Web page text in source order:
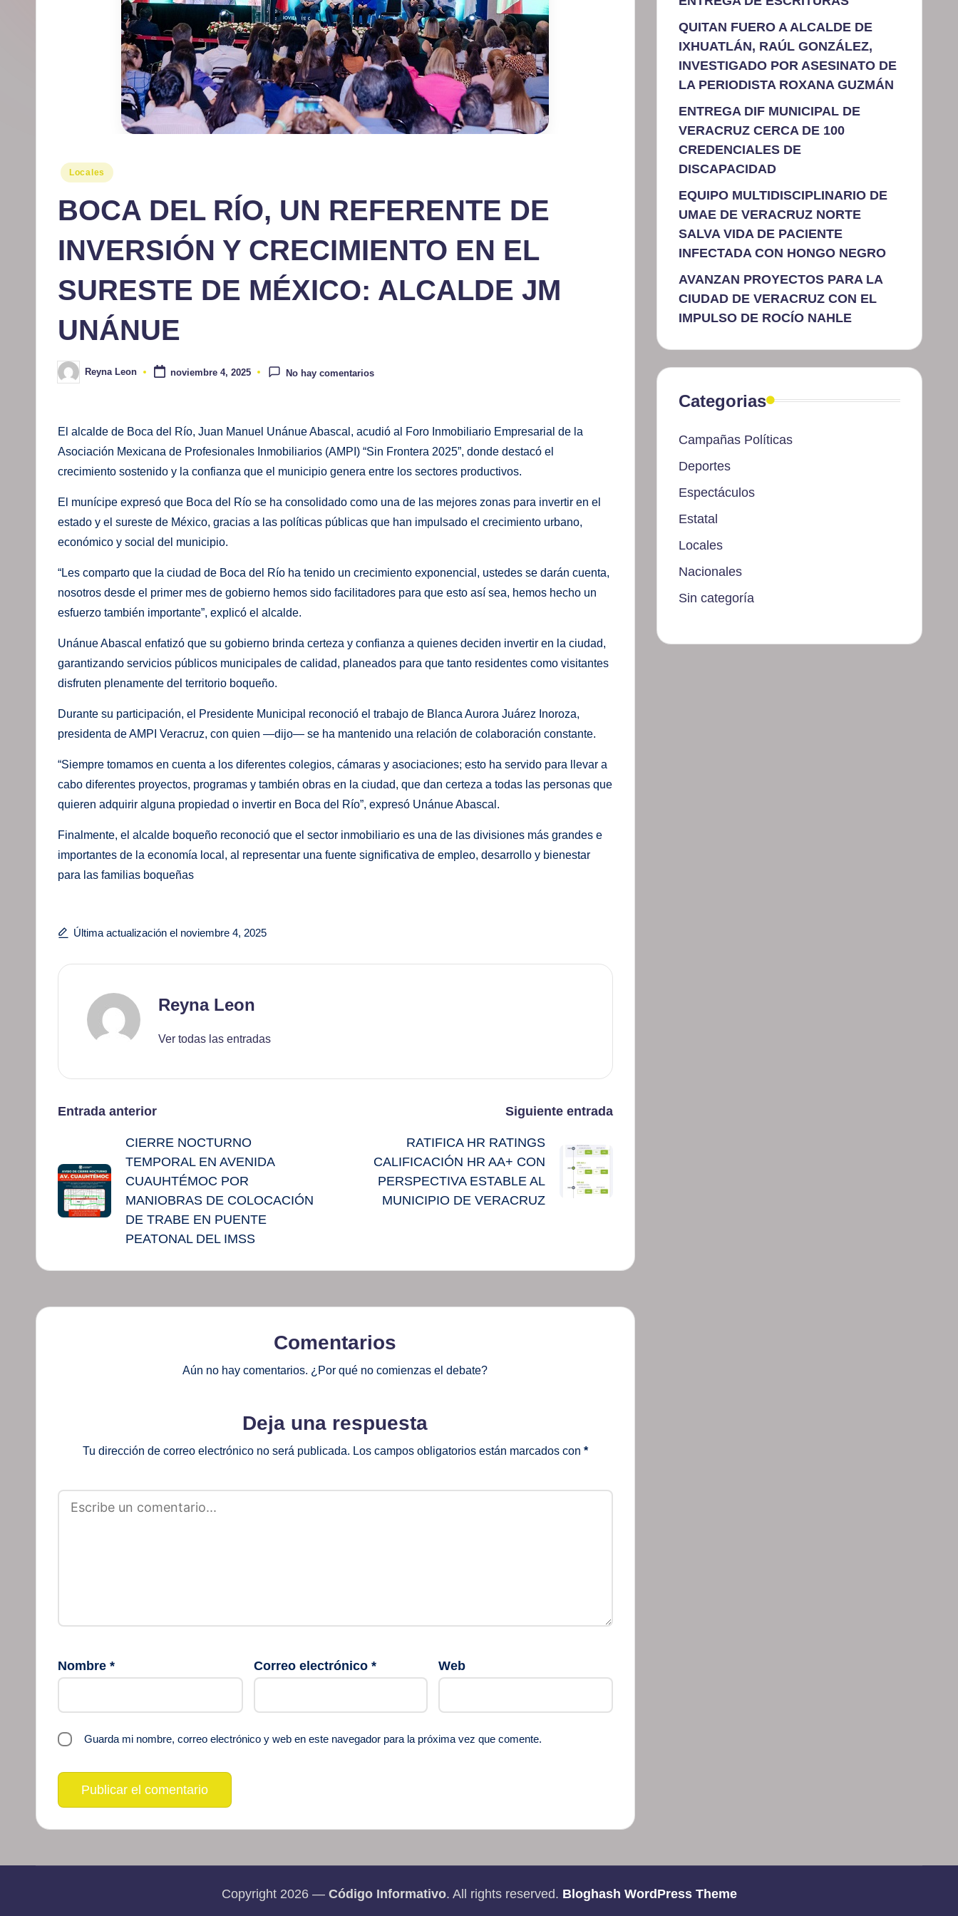
Publicado
Locales
BOCA DEL RÍO, UN REFERENTE DE
INVERSIÓN Y CRECIMIENTO EN EL
SURESTE DE MÉXICO: ALCALDE JM
UNÁNUE
Publicado
por
Reyna Leon noviembre 4, 2025 No hay comentarios
El alcalde de Boca del Río, Juan Manuel Unánue Abascal, acudió al Foro Inmobiliario Empresarial de la
Asociación Mexicana de Profesionales Inmobiliarios (AMPI) “Sin Frontera 2025”, donde destacó el
crecimiento sostenido y la confianza que el municipio genera entre los sectores productivos.
El munícipe expresó que Boca del Río se ha consolidado como una de las mejores zonas para invertir en el
estado y el sureste de México, gracias a las políticas públicas que han impulsado el crecimiento urbano,
económico y social del municipio.
“Les comparto que la ciudad de Boca del Río ha tenido un crecimiento exponencial, ustedes se darán cuenta,
nosotros desde el primer mes de gobierno hemos sido facilitadores para que esto así sea, hemos hecho un
esfuerzo también importante”, explicó el alcalde.
Unánue Abascal enfatizó que su gobierno brinda certeza y confianza a quienes deciden invertir en la ciudad,
garantizando servicios públicos municipales de calidad, planeados para que tanto residentes como visitantes
disfruten plenamente del territorio boqueño.
Durante su participación, el Presidente Municipal reconoció el trabajo de Blanca Aurora Juárez Inoroza,
presidenta de AMPI Veracruz, con quien —dijo— se ha mantenido una relación de colaboración constante.
“Siempre tomamos en cuenta a los diferentes colegios, cámaras y asociaciones; esto ha servido para llevar a
cabo diferentes proyectos, programas y también obras en la ciudad, que dan certeza a todas las personas que
quieren adquirir alguna propiedad o invertir en Boca del Río”, expresó Unánue Abascal.
Finalmente, el alcalde boqueño reconoció que el sector inmobiliario es una de las divisiones más grandes e
importantes de la economía local, al representar una fuente significativa de empleo, desarrollo y bienestar
para las familias boqueñas
Última actualización el noviembre 4, 2025
Reyna Leon
Ver todas las entradas
Navegación
entradas
Entrada anterior
CIERRE NOCTURNO
TEMPORAL EN AVENIDA
CUAUHTÉMOC POR
MANIOBRAS DE COLOCACIÓN
DE TRABE EN PUENTE
PEATONAL DEL IMSS
Siguiente entrada
RATIFICA HR RATINGS
CALIFICACIÓN HR AA+ CON
PERSPECTIVA ESTABLE AL
MUNICIPIO DE VERACRUZ
Comentarios
Aún no hay comentarios. ¿Por qué no comienzas el debate?
Deja una respuesta
Tu dirección de correo electrónico no será publicada. Los campos obligatorios están marcados con *
Nombre * Correo electrónico * Web
Guarda mi nombre, correo electrónico y web en este navegador para la próxima vez que comente.
QUITAN FUERO A ALCALDE DE
IXHUATLÁN, RAÚL GONZÁLEZ,
INVESTIGADO POR ASESINATO DE
LA PERIODISTA ROXANA GUZMÁN
ENTREGA DIF MUNICIPAL DE
VERACRUZ CERCA DE 100
CREDENCIALES DE
DISCAPACIDAD
EQUIPO MULTIDISCIPLINARIO DE
UMAE DE VERACRUZ NORTE
SALVA VIDA DE PACIENTE
INFECTADA CON HONGO NEGRO
AVANZAN PROYECTOS PARA LA
CIUDAD DE VERACRUZ CON EL
IMPULSO DE ROCÍO NAHLE
Categorias
Campañas Políticas
Deportes
Espectáculos
Estatal
Locales
Nacionales
Sin categoría
Copyright 2026 — Código Informativo. All rights reserved. Bloghash WordPress Theme